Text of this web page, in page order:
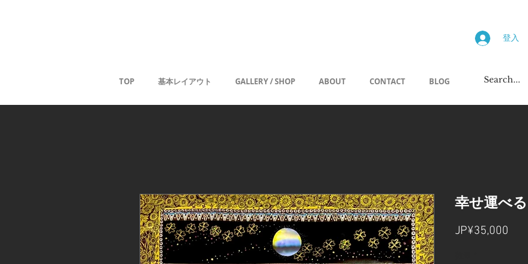
登入
TOP 基本レイアウト GALLERY / SHOP ABOUT CONTACT BLOG
幸せ運べ
JP¥35,000